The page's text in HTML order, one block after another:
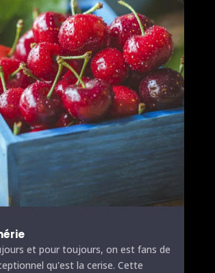
et pour toujours, on est fans de
qu'est la cerise. Cette